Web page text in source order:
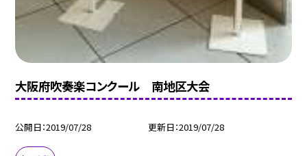
大阪府吹奏楽コンクール 南地区大会
公開日 2019/07/28 更新日 2019/07/28